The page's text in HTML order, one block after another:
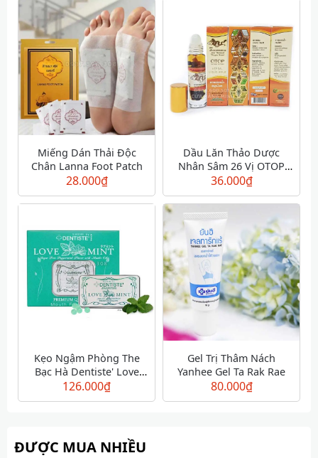
Miếng Dán Thải Độc
Chân Lanna Foot Patch
28.000₫
Dầu Lăn Thảo Dược
Nhân Sâm 26 Vị OTOP
Herbal Liquid Balm
36.000₫
Kẹo Ngậm Phòng The
Bạc Hà Dentiste' Love
Mint 20 Viên
126.000₫
Gel Trị Thâm Nách
Yanhee Gel Ta Rak Rae
80.000₫
ĐƯỢC MUA NHIỀU